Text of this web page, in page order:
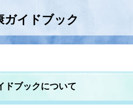
ガイドブック
ドブックについて